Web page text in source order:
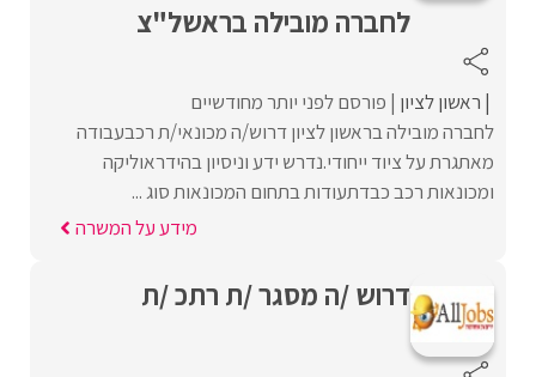
לחברה מובילה בראשל"צ
ראשון לציון פורסם לפני יותר מחודשיים
לחברה מובילה בראשון לציון דרוש/ה מכונאי/ת רכבעבודה
מאתגרת על ציוד ייחודי.נדרש ידע וניסיון בהידראוליקה
ומכונאות רכב כבדתעודות בתחום המכונאות סוג ...
מידע על המשרה
דרוש /ה מסגר /ת רתכ /ת